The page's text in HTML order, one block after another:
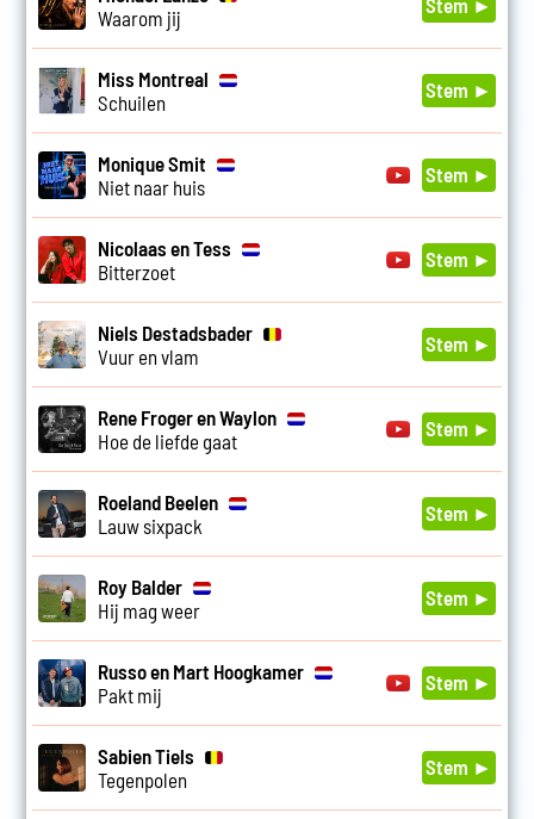
Waarom jij
Stem ►
Miss Montreal
Schuilen
Stem ►
Monique Smit
Niet naar huis
Stem ►
Nicolaas en Tess
Bitterzoet
Stem ►
Niels Destadsbader
Vuur en vlam
Stem ►
Rene Froger en Waylon
Hoe de liefde gaat
Stem ►
Roeland Beelen
Lauw sixpack
Stem ►
Roy Balder
Hij mag weer
Stem ►
Russo en Mart Hoogkamer
Pakt mij
Stem ►
Sabien Tiels
Tegenpolen
Stem ►